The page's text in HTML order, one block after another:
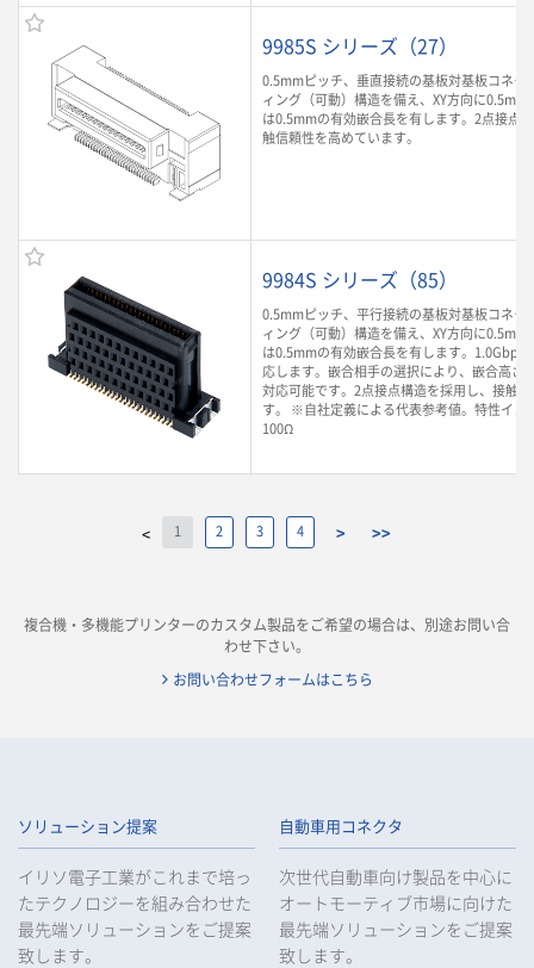
9985S シリーズ（27）
0.5mmピッチ、垂直接続の基板対基板コネク
ィング（可動）構造を備え、XY方向に
は0.5mmの有効嵌合長を有します。2点接点
触信頼性を高めています。
9984S シリーズ（85）
0.5mmピッチ、平行接続の基板対基板コネク
ィング（可動）構造を備え、XY方向に
は0.5mmの有効嵌合長を有します。
応します。嵌合相手の選択により、嵌合高さ
対応可能です。2点接点構造を採用し、接触
す。 ※自社定義による代表参考値。特性イ
100Ω
< 1 2 3 4 > >>
複合機・多機能プリンターのカスタム製品をご希望の場合は、別途お問い合
わせ下さい。
お問い合わせフォームはこちら
ソリューション提案
イリソ電子工業がこれまで培っ
たテクノロジーを組み合わせた
最先端ソリューションをご提案
致します。
自動車用コネクタ
次世代自動車向け製品を中心に
オートモーティブ市場に向けた
最先端ソリューションをご提案
致します。